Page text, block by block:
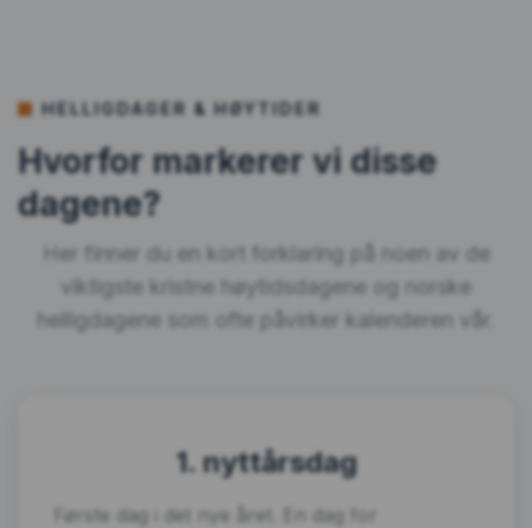
HELLIGDAGER & HØYTIDER
Hvorfor markerer vi disse
dagene?
Her finner du en kort forklaring på noen av de
viktigste kristne høytidsdagene og norske
helligdagene som ofte påvirker kalenderen vår.
1. nyttårsdag
Første dag i det nye året. En dag for